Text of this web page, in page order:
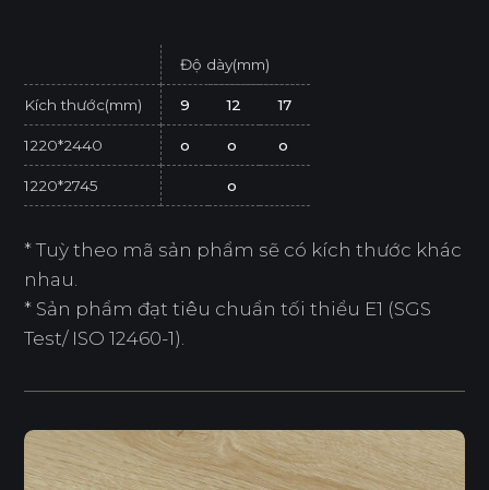
Độ dày(mm)
Kích thước(mm) 9 12 17
1220*2440 o o o
1220*2745 o
* Tuỳ theo mã sản phẩm sẽ có kích thước khác
nhau.
* Sản phẩm đạt tiêu chuẩn tối thiểu E1 (SGS
Test/ ISO 12460-1).